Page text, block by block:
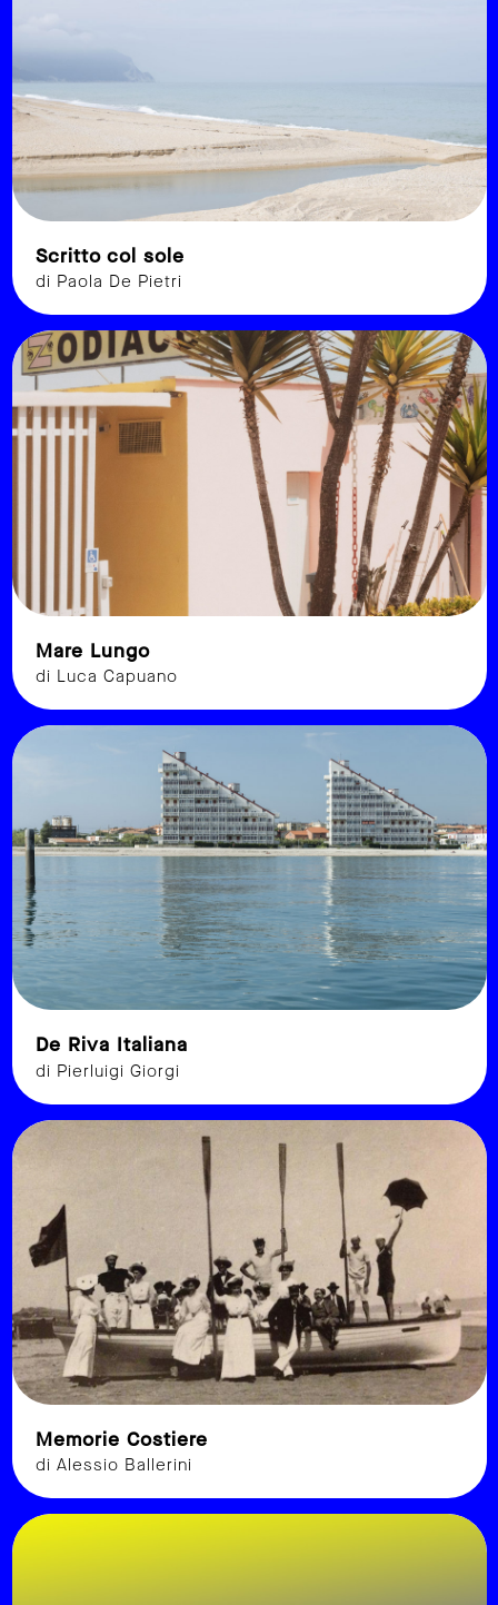
Scritto col sole
di Paola De Pietri
Mare Lungo
di Luca Capuano
De Riva Italiana
di Pierluigi Giorgi
Memorie Costiere
di Alessio Ballerini